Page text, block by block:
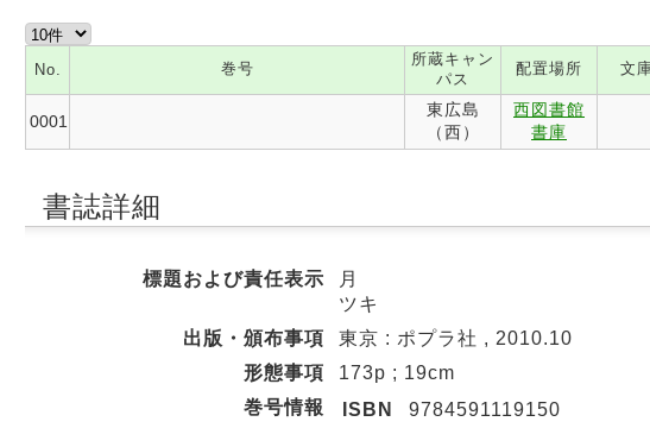
No. 巻号
所蔵キャン
パス
配置場所 文
0001
東広島
（西）
西図書館
書庫
書誌詳細
標題および責任表示
月
ツキ
出版・頒布事項
東京 : ポプラ社 , 2010.10
形態事項
173p ; 19cm
巻号情報
ISBN
9784591119150